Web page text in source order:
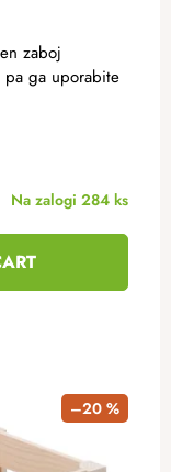
Na zalogi 284 ks
zaboj
pa ga uporabite
–20 %